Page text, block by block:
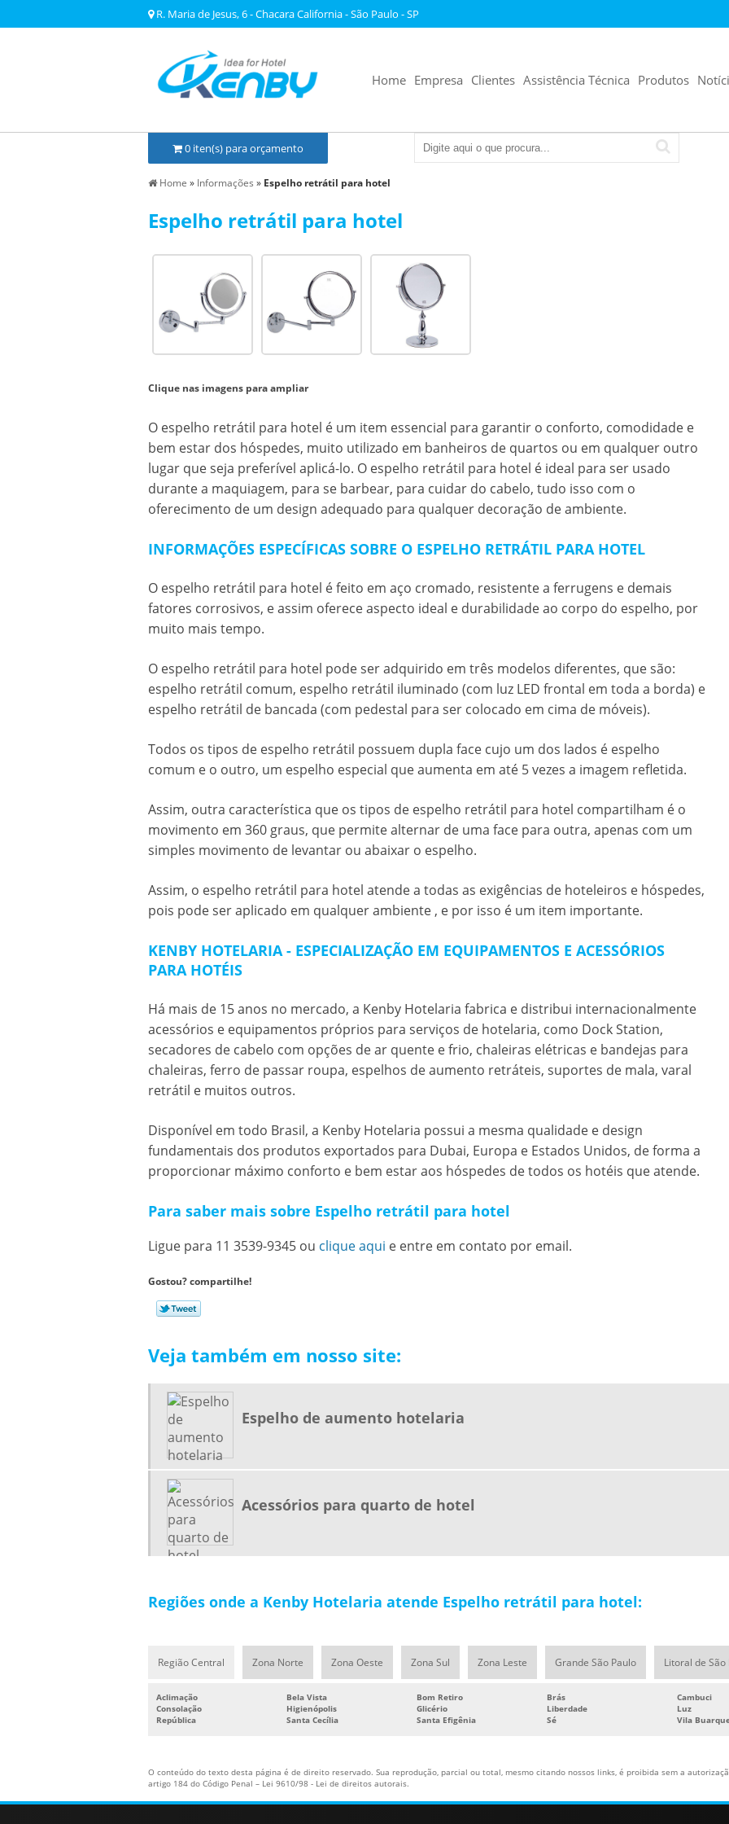
R. Maria de Jesus, 6 - Chacara California - São Paulo - SP
Home Empresa Clientes Assistência Técnica Produtos
0 iten(s) para orçamento
Home » Informações » Espelho retrátil para hotel
Espelho retrátil para hotel
Clique nas imagens para ampliar
O espelho retrátil para hotel é um item essencial para garantir o conforto, comodidade e
bem estar dos hóspedes, muito utilizado em banheiros de quartos ou em qualquer outro
lugar que seja preferível aplicá-lo. O espelho retrátil para hotel é ideal para ser usado
durante a maquiagem, para se barbear, para cuidar do cabelo, tudo isso com o
oferecimento de um design adequado para qualquer decoração de ambiente.
INFORMAÇÕES ESPECÍFICAS SOBRE O ESPELHO RETRÁTIL PARA HOTEL
O espelho retrátil para hotel é feito em aço cromado, resistente a ferrugens e demais
fatores corrosivos, e assim oferece aspecto ideal e durabilidade ao corpo do espelho, por
muito mais tempo.
O espelho retrátil para hotel pode ser adquirido em três modelos diferentes, que são:
espelho retrátil comum, espelho retrátil iluminado (com luz LED frontal em toda a borda) e
espelho retrátil de bancada (com pedestal para ser colocado em cima de móveis).
Todos os tipos de espelho retrátil possuem dupla face cujo um dos lados é espelho
comum e o outro, um espelho especial que aumenta em até 5 vezes a imagem refletida.
Assim, outra característica que os tipos de espelho retrátil para hotel compartilham é o
movimento em 360 graus, que permite alternar de uma face para outra, apenas com um
simples movimento de levantar ou abaixar o espelho.
Assim, o espelho retrátil para hotel atende a todas as exigências de hoteleiros e hóspedes,
pois pode ser aplicado em qualquer ambiente , e por isso é um item importante.
KENBY HOTELARIA - ESPECIALIZAÇÃO EM EQUIPAMENTOS E ACESSÓRIOS
PARA HOTÉIS
Há mais de 15 anos no mercado, a Kenby Hotelaria fabrica e distribui internacionalmente
acessórios e equipamentos próprios para serviços de hotelaria, como Dock Station,
secadores de cabelo com opções de ar quente e frio, chaleiras elétricas e bandejas para
chaleiras, ferro de passar roupa, espelhos de aumento retráteis, suportes de mala, varal
retrátil e muitos outros.
Disponível em todo Brasil, a Kenby Hotelaria possui a mesma qualidade e design
fundamentais dos produtos exportados para Dubai, Europa e Estados Unidos, de forma a
proporcionar máximo conforto e bem estar aos hóspedes de todos os hotéis que atende.
Para saber mais sobre Espelho retrátil para hotel
Ligue para 11 3539-9345 ou clique aqui e entre em contato por email.
Gostou? compartilhe!
Veja também em nosso site:
Espelho de aumento hotelaria
Acessórios para quarto de hotel
Regiões onde a Kenby Hotelaria atende Espelho retrátil para hotel:
Região Central Zona Norte Zona Oeste Zona Sul Zona Leste Grande São Paulo Litoral de São
Aclimação Bela Vista Bom Retiro Brás Cambuci
Consolação
Higienópolis Glicério Liberdade Luz
República
Santa Cecília Santa Efigênia Sé Vila
O conteúdo do texto desta página é de direito reservado. Sua reprodução, parcial ou total, mesmo citando nossos links, é proibida sem a
artigo 184 do Código Penal – Lei 9610/98 - Lei de direitos autorais.